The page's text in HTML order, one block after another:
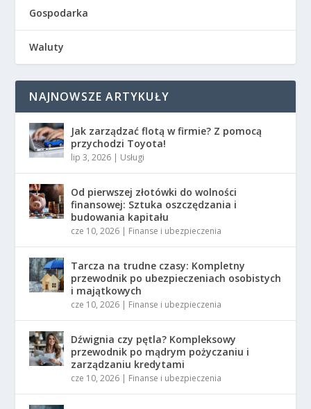
Gospodarka
Waluty
NAJNOWSZE ARTYKUŁY
Jak zarządzać flotą w firmie? Z pomocą
przychodzi Toyota!
lip 3, 2026 | Usługi
Od pierwszej złotówki do wolności
finansowej: Sztuka oszczędzania i
budowania kapitału
cze 10, 2026 | Finanse i ubezpieczenia
Tarcza na trudne czasy: Kompletny
przewodnik po ubezpieczeniach osobistych
i majątkowych
cze 10, 2026 | Finanse i ubezpieczenia
Dźwignia czy pętla? Kompleksowy
przewodnik po mądrym pożyczaniu i
zarządzaniu kredytami
cze 10, 2026 | Finanse i ubezpieczenia